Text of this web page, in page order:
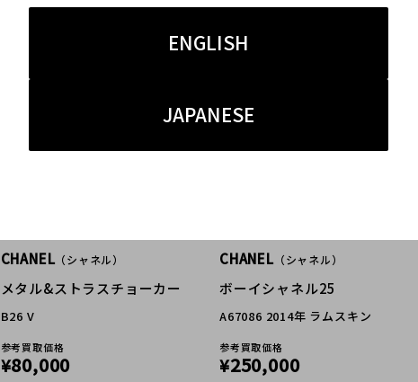
ENGLISH
JAPANESE
CHANEL （シャネル）
メタル&ストラスチョーカー
B26 V
参考買取価格
¥80,000
CHANEL （シャネル）
ボーイシャネル25
A67086 2014年 ラムスキン
参考買取価格
¥250,000